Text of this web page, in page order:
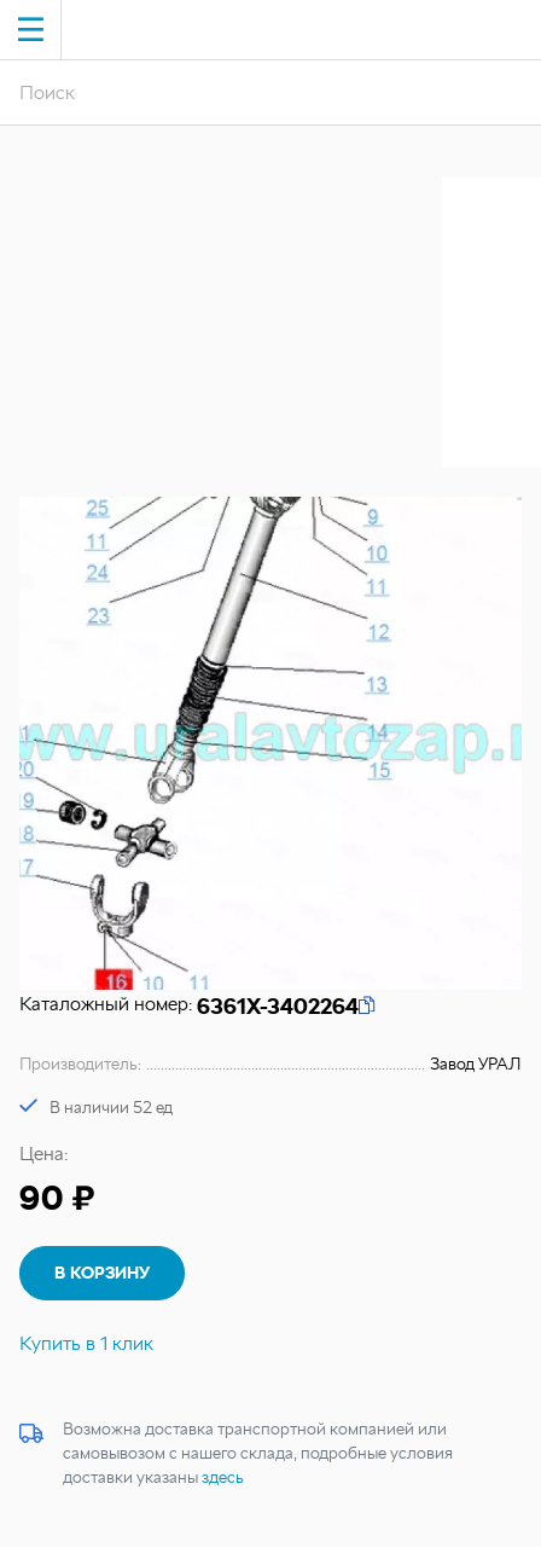
Каталожный номер: 6361Х-3402264
Производитель: Завод УРАЛ
В наличии 52 ед
Цена:
90 ₽
В КОРЗИНУ
Купить в 1 клик
Возможна доставка транспортной компанией или
самовывозом с нашего склада, подробные условия
доставки указаныздесь